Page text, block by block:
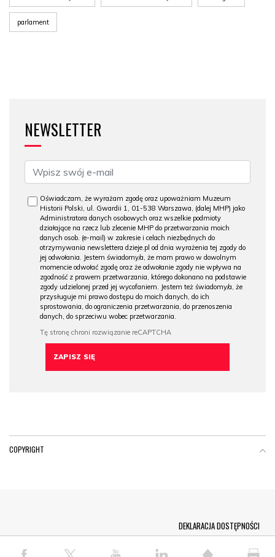
parlament
NEWSLETTER
Oświadczam, że wyrażam zgodę oraz upoważniam Muzeum
Historii Polski, ul. Gwardii 1, 01-538 Warszawa, (dalej MHP) jako
Administratora danych osobowych oraz wszelkie podmioty
działające na rzecz lub zlecenie MHP do przetwarzania moich
danych osob. (e-mail) w zakresie i celach niezbędnych do
otrzymywania newslettera dzieje.pl od dnia wyrażenia tej zgody do
jej odwołania. Jestem świadomy/a, że mam prawo w dowolnym
momencie odwołać zgodę oraz że odwołanie zgody nie wpływa na
zgodność z prawem przetwarzania, którego dokonano na podstawie
zgody udzielonej przed jej wycofaniem. Jestem też świadomy/a, że
przysługuje mi prawo dostępu do moich danych, do ich
sprostowania, do ograniczenia przetwarzania, do przenoszenia
danych, do sprzeciwu wobec przetwarzania.
COPYRIGHT
© COPYRIGHT PAP 2026
DEKLARACJA DOSTĘPNOŚCI